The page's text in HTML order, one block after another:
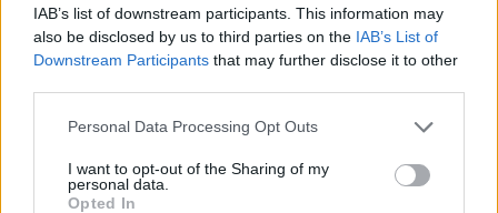
IAB’s list of downstream participants. This information may
also be disclosed by us to third parties on the IAB’s List of
Downstream Participants that may further disclose it to other
Personal Data Processing Opt Outs
I want to opt-out of the Sharing of my
personal data.
Opted In